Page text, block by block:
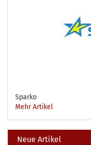
Sparko
Mehr Artikel
Neue Artikel